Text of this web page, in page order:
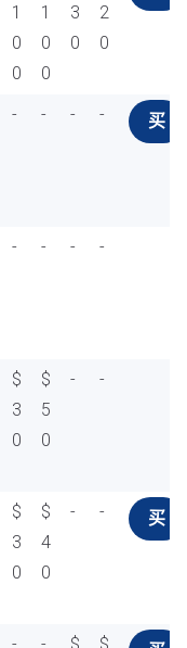
1
0
0
1
0
0
3
0
2
0
- - - - 买
- - - -
$
3
0
$
5
0
- -
$
3
0
$
4
0
- - 买